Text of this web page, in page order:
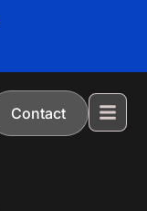
Contact